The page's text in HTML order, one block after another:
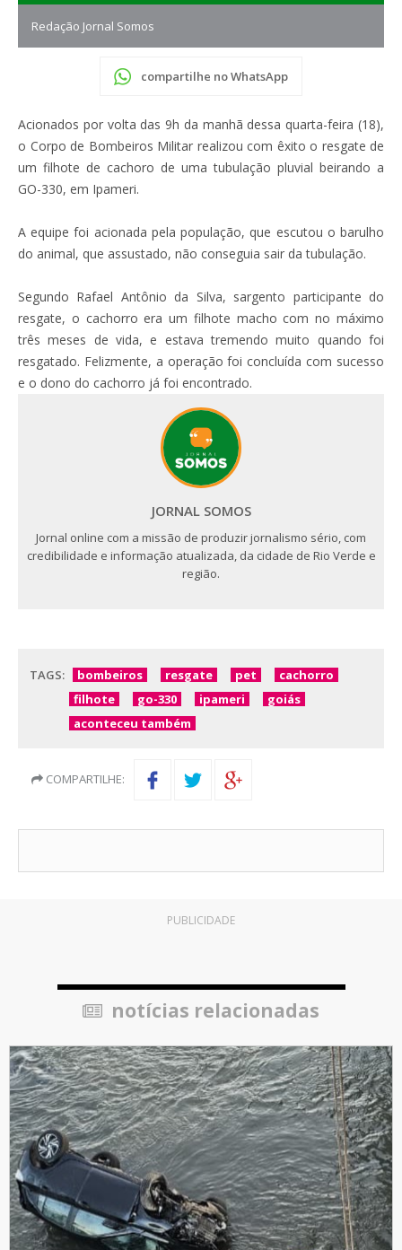
Redação Jornal Somos
compartilhe no WhatsApp
Acionados por volta das 9h da manhã dessa quarta-feira (18),
o Corpo de Bombeiros Militar realizou com êxito o resgate de
um filhote de cachoro de uma tubulação pluvial beirando a
GO-330, em Ipameri.
A equipe foi acionada pela população, que escutou o barulho
do animal, que assustado, não conseguia sair da tubulação.
Segundo Rafael Antônio da Silva, sargento participante do
resgate, o cachorro era um filhote macho com no máximo
três meses de vida, e estava tremendo muito quando foi
resgatado. Felizmente, a operação foi concluída com sucesso
e o dono do cachorro já foi encontrado.
JORNAL SOMOS
Jornal online com a missão de produzir jornalismo sério, com
credibilidade e informação atualizada, da cidade de Rio Verde e
região.
TAGS: bombeiros resgate pet
cachorro
filhote
go-330 ipameri
goiás
aconteceu também
COMPARTILHE:
PUBLICIDADE
notícias relacionadas